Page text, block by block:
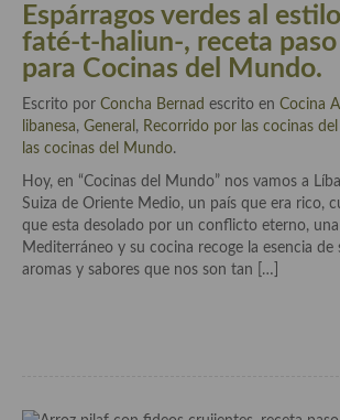
Cocina Navarra
Cocina Riojana
Cocina Valenciana
Cocina Vasca
Cocina Alemana
Espárragos verdes al
faté-t-haliun-, receta paso
para Cocinas del Mundo.
Escrito por Concha Bernad escrito en Cocina
libanesa, General , Recorrido por las cocinas
las cocinas del Mundo.
Hoy, en “Cocinas del Mundo” nos vamos a
Suiza de Oriente Medio, un país que era rico,
que esta desolado por un conflicto eterno, una
Mediterráneo y su cocina recoge la esencia de
aromas y sabores que nos son tan […]